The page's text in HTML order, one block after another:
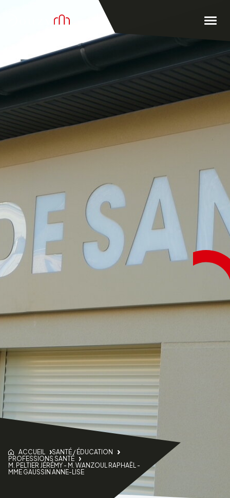
ACCUEIL
SANTÉ / ÉDUCATION
PROFESSIONS SANTÉ
M. PELTIER JÉRÉMY - M. WANZOUL RAPHAËL -
MME GAUSSIN ANNE-LISE